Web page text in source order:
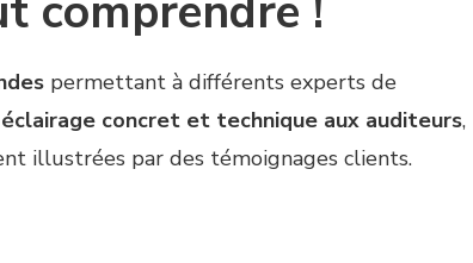
permettant à différents experts de
concret et technique aux auditeurs,
illustrées par des témoignages clients.